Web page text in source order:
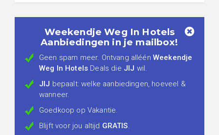
Weekendje Weg In Hotels
Aanbiedingen in je mailbox!
Geen spam meer. Ontvang alléén Weekendje
Weg In Hotels Deals die JIJ wil.
JIJ bepaalt: welke aanbiedingen, hoeveel &
wanneer.
Goedkoop op Vakantie.
Blijft voor jou altijd GRATIS.